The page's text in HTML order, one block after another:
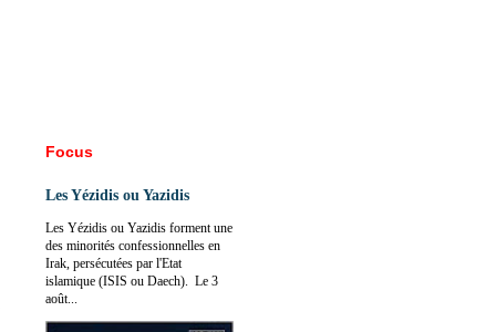
Focus
Les Yézidis ou Yazidis
Les Yézidis ou Yazidis forment une
des minorités confessionnelles en
Irak, persécutées par l'Etat
islamique (ISIS ou Daech). Le 3
août...